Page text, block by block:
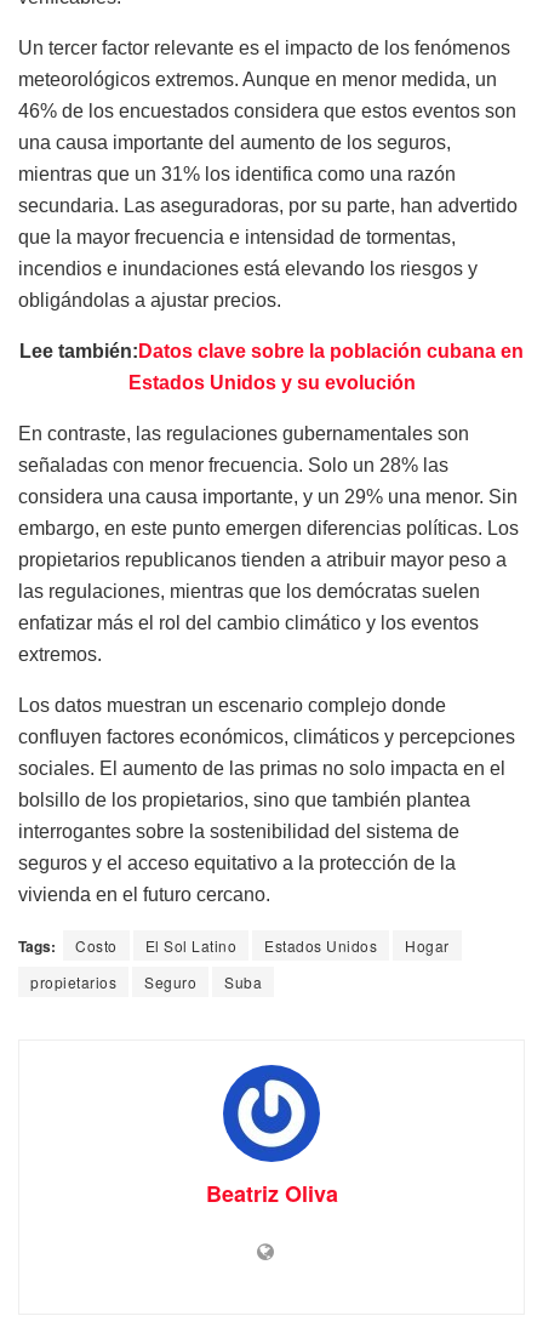
Un tercer factor relevante es el impacto de los fenómenos
meteorológicos extremos. Aunque en menor medida, un
46% de los encuestados considera que estos eventos son
una causa importante del aumento de los seguros,
mientras que un 31% los identifica como una razón
secundaria. Las aseguradoras, por su parte, han advertido
que la mayor frecuencia e intensidad de tormentas,
incendios e inundaciones está elevando los riesgos y
obligándolas a ajustar precios.
Lee también: Datos clave sobre la población cubana en
Estados Unidos y su evolución
En contraste, las regulaciones gubernamentales son
señaladas con menor frecuencia. Solo un 28% las
considera una causa importante, y un 29% una menor. Sin
embargo, en este punto emergen diferencias políticas. Los
propietarios republicanos tienden a atribuir mayor peso a
las regulaciones, mientras que los demócratas suelen
enfatizar más el rol del cambio climático y los eventos
extremos.
Los datos muestran un escenario complejo donde
confluyen factores económicos, climáticos y percepciones
sociales. El aumento de las primas no solo impacta en el
bolsillo de los propietarios, sino que también plantea
interrogantes sobre la sostenibilidad del sistema de
seguros y el acceso equitativo a la protección de la
vivienda en el futuro cercano.
Tags: Costo El Sol Latino Estados Unidos
Hogar
propietarios
Seguro Suba
Beatriz Oliva